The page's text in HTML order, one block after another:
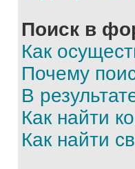
Поиск в
Как
Почему
В
Как найти
Как найти